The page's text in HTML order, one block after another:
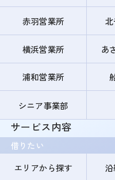
赤羽営業所
横浜営業所 あ
浦和営業所
シニア事業部
サービス内容
借りたい
エリアから探す